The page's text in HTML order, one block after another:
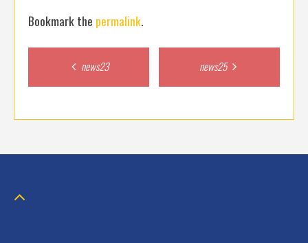
Bookmark the permalink.
news23 news25